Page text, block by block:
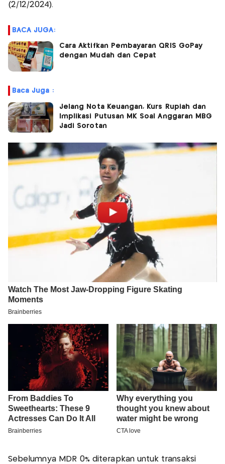
(2/12/2024).
BACA JUGA:
Cara Aktifkan Pembayaran QRIS GoPay
dengan Mudah dan Cepat
Baca Juga :
Jelang Nota Keuangan, Kurs Rupiah dan
Implikasi Putusan MK Soal Anggaran MBG
Jadi Sorotan
Sebelumnya MDR 0% diterapkan untuk transaksi